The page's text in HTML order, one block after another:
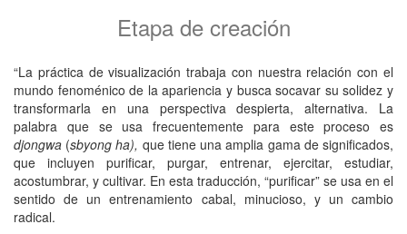
Etapa de creación
“La práctica de visualización trabaja con nuestra relación con el
mundo fenoménico de la apariencia y busca socavar su solidez y
transformarla en una perspectiva despierta, alternativa. La
palabra que se usa frecuentemente para este proceso es
djongwa (sbyong ha), que tiene una amplia gama de significados,
que incluyen purificar, purgar, entrenar, ejercitar, estudiar,
acostumbrar, y cultivar. En esta traducción, “purificar” se usa en el
sentido de un entrenamiento cabal, minucioso, y un cambio
radical.